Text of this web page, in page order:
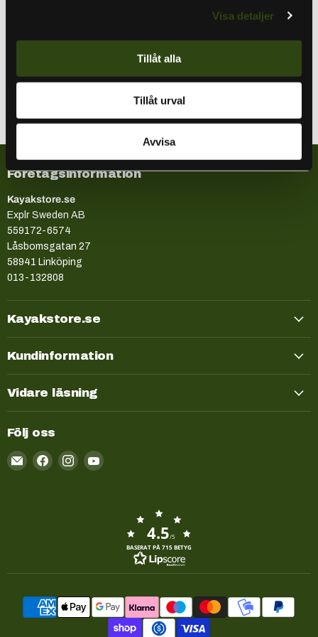
Visa detaljer
Tillåt alla
Tillåt urval
Avvisa
skyddande pulverlack som passar rör från 0,75 - 1" rör. I kittet
passar de allra flesta Smartphones, mer specifikt passar
4,45 cm bredd) samt maxtjocklek på 2,22 cm.
Företagsinformation
Kayakstore.se
Explr Sweden AB
559172-6574
Låsbomsgatan 27
58941 Linköping
013-132808
Kayakstore.se
Kundinformation
Vidare läsning
Följ oss
Email
Kayakstore.se
4.5/5
BASERAT PÅ 715 BETYG